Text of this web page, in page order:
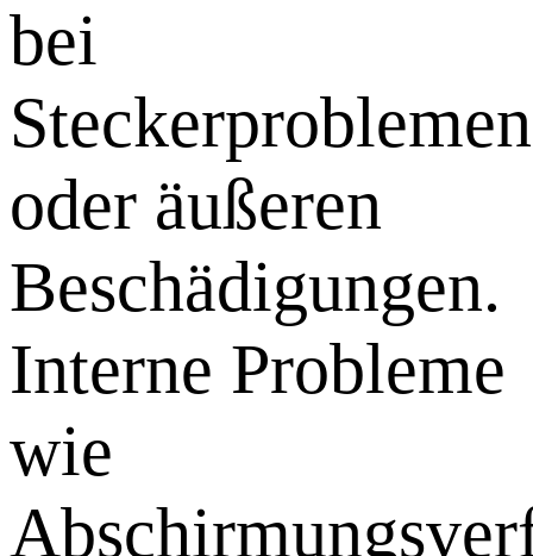
bei
Steckerproblemen
oder äußeren
Beschädigungen.
Interne Probleme
wie